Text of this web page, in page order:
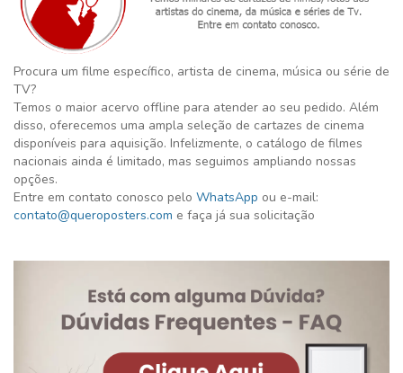
Procura um filme específico, artista de cinema, música ou série de
TV?
Temos o maior acervo offline para atender ao seu pedido. Além
disso, oferecemos uma ampla seleção de cartazes de cinema
disponíveis para aquisição. Infelizmente, o catálogo de filmes
nacionais ainda é limitado, mas seguimos ampliando nossas
opções.
Entre em contato conosco pelo WhatsApp ou e-mail:
contato@queroposters.com e faça já sua solicitação